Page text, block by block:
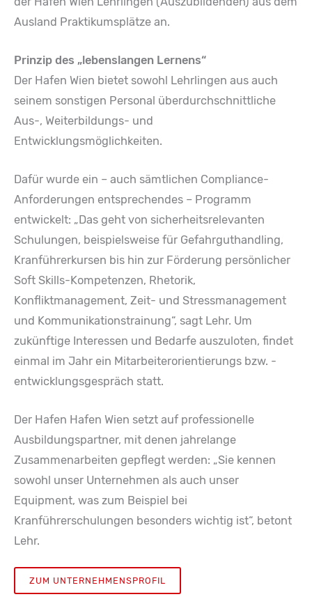
Ausland Praktikumsplätze an.
Prinzip des „lebenslangen Lernens“
Der Hafen Wien bietet sowohl Lehrlingen aus auch
seinem sonstigen Personal überdurchschnittliche
Aus-, Weiterbildungs- und
Entwicklungsmöglichkeiten.
Dafür wurde ein – auch sämtlichen Compliance-
Anforderungen entsprechendes – Programm
entwickelt: „Das geht von sicherheitsrelevanten
Schulungen, beispielsweise für Gefahrguthandling,
Kranführerkursen bis hin zur Förderung persönlicher
Soft Skills-Kompetenzen, Rhetorik,
Konfliktmanagement, Zeit- und Stressmanagement
und Kommunikationstrainung“, sagt Lehr. Um
zukünftige Interessen und Bedarfe auszuloten, findet
einmal im Jahr ein Mitarbeiterorientierungs bzw. -
entwicklungsgespräch statt.
Der Hafen Hafen Wien setzt auf professionelle
Ausbildungspartner, mit denen jahrelange
Zusammenarbeiten gepflegt werden: „Sie kennen
sowohl unser Unternehmen als auch unser
Equipment, was zum Beispiel bei
Kranführerschulungen besonders wichtig ist“, betont
Lehr.
ZUM UNTERNEHMENSPROFIL